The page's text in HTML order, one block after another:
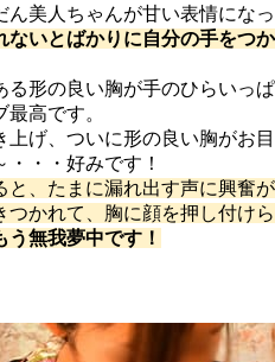
ん美人ちゃんが甘い表情になっ
ないとばかりに自分の手をつか
る形の良い胸が手のひらいっぱ
高です。
げ、ついに形の良い胸がお目
・・好みです！
と、たまに漏れ出す声に興奮が
かれて、胸に顔を押し付けら
う無我夢中です！